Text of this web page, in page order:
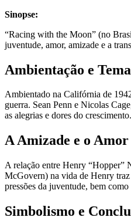
Sinopse:
“Racing with the Moon” (no
juventude, amor, amizade e a
Ambientação e
Ambientado na Califórnia de
guerra. Sean Penn e Nicolas
as alegrias e dores do crescimento.
A Amizade e o
A relação entre Henry “Hopper”
McGovern) na vida de Henry traz
pressões da juventude, bem
Simbolismo e